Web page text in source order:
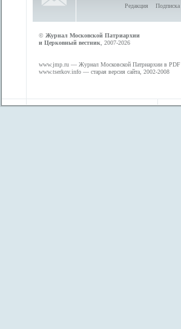
Редакция Подписка
© Журнал Московской Патриархии
и Церковный вестник , 2007-2026
www.jmp.ru — Журнал Московской Патриархии в PDF
www.tserkov.info — старая версия сайта, 2002-2008